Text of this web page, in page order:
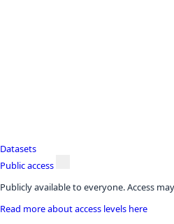
Datasets
Public access
Publicly available to everyone. Access
Read more about access levels here